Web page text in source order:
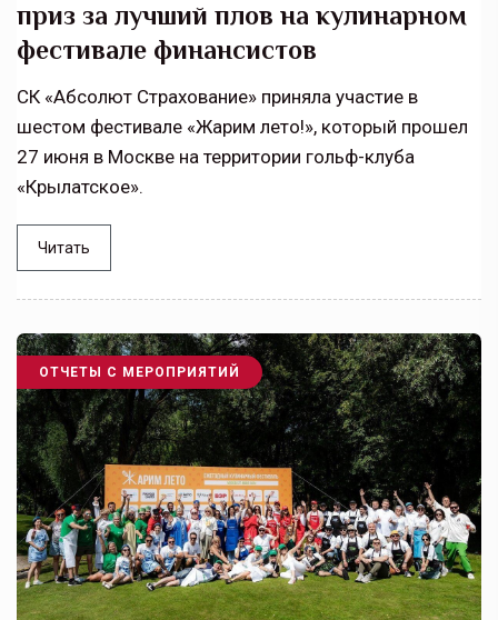
приз за лучший плов на кулинарном
фестивале финансистов
СК «Абсолют Страхование» приняла участие в
шестом фестивале «Жарим лето!», который прошел
27 июня в Москве на территории гольф-клуба
«Крылатское».
Читать
ОТЧЕТЫ С МЕРОПРИЯТИЙ